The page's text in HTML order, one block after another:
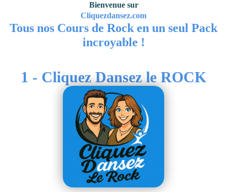
Bienvenue sur
Cliquezdansez.com
Tous nos Cours de Rock en un seul Pack
incroyable !
1 - Cliquez Dansez le ROCK